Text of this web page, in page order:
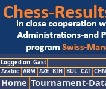
Logged on: Gast
Arabic ARM AZE BIH BUL CAT CHN
Home Tournament-